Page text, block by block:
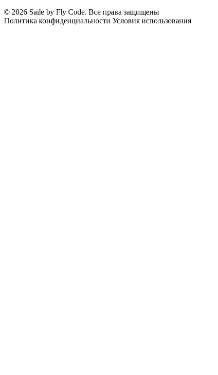
© 2026 Saile by Fly Code. Все права защищены
Политика конфиденциальности Условия использования